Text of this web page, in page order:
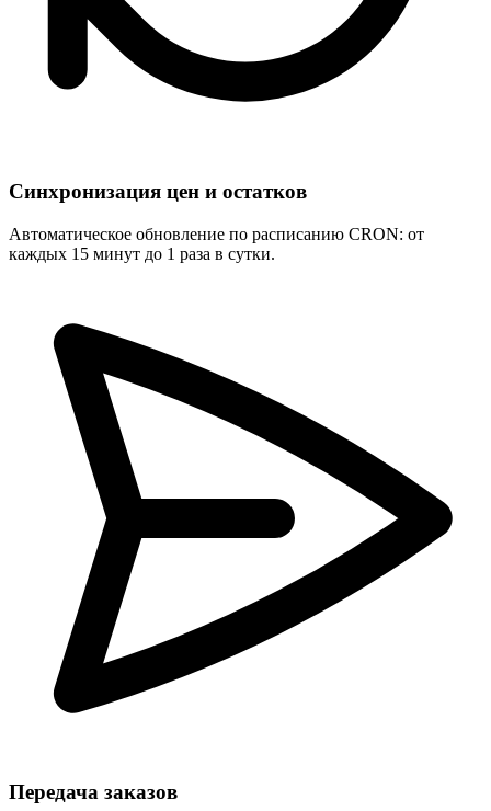
Синхронизация цен и остатков
Автоматическое обновление по расписанию CRON: от
каждых 15 минут до 1 раза в сутки.
Передача заказов